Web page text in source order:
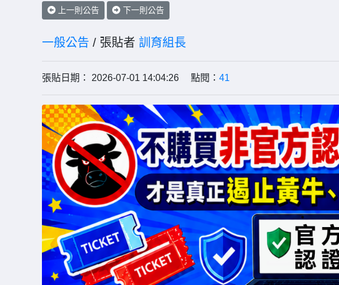
上一則公告 下一則公告
一般公告 / 張貼者 訓育組長
張貼日期： 2026-07-01 14:04:26 點閱： 41